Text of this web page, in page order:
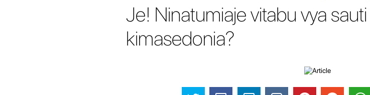
Je! Ninatumiaje vitabu vya
kimasedonia?